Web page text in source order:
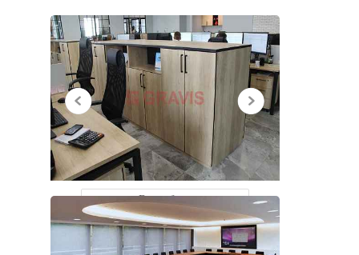
Все работы
НЕДАВНО
ПРОСМОТРЕННЫЕ